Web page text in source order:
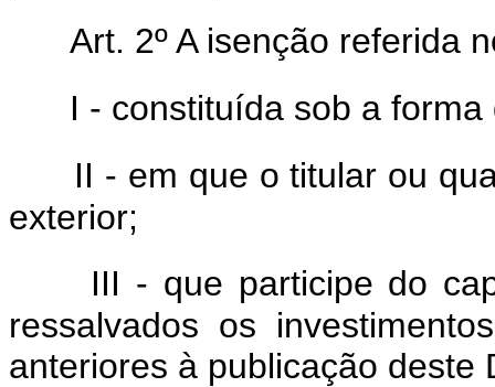
Art. 2º A isenção referida
I - constituída sob a
II - em que o titular ou
exterior;
III - que participe do
ressalvados os
anteriores à publicação deste